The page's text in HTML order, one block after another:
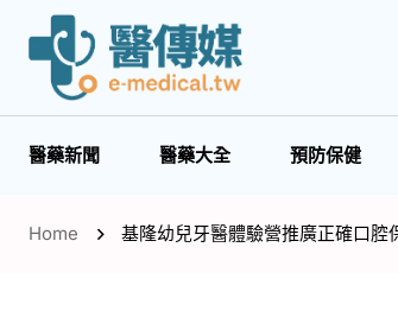
醫藥新聞 醫藥大全 預防保健
Home 基隆幼兒牙醫體驗營推廣正確口